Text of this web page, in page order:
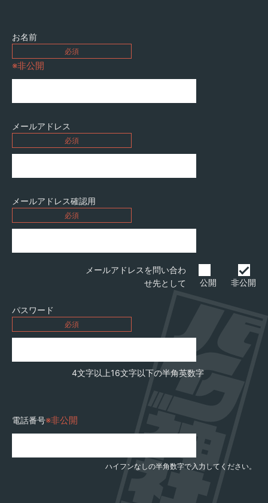
お名前
必須
※非公開
メールアドレス
必須
メールアドレス確認用
必須
メールアドレスを問い合わ
せ先として
公開 非公開
パスワード
必須
4文字以上16文字以下の半角英数字
電話番号※非公開
ハイフンなしの半角数字で入力してください。